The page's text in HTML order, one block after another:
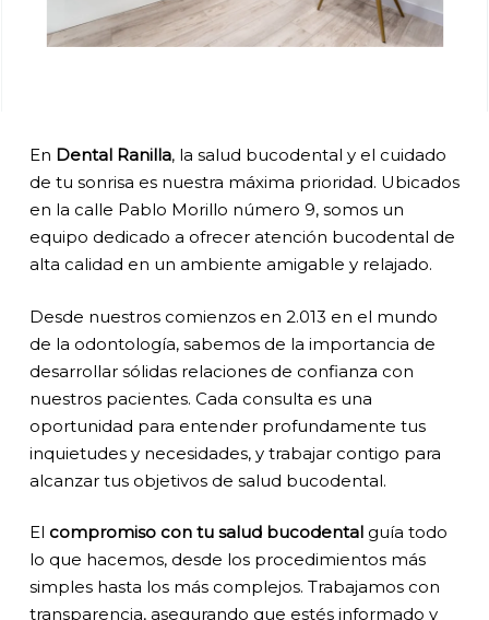
En Dental Ranilla, la salud bucodental y el cuidado
de tu sonrisa es nuestra máxima prioridad. Ubicados
en la calle Pablo Morillo número 9, somos un
equipo dedicado a ofrecer atención bucodental de
alta calidad en un ambiente amigable y relajado.
Desde nuestros comienzos en 2.013 en el mundo
de la odontología, sabemos de la importancia de
desarrollar sólidas relaciones de confianza con
nuestros pacientes. Cada consulta es una
oportunidad para entender profundamente tus
inquietudes y necesidades, y trabajar contigo para
alcanzar tus objetivos de salud bucodental.
El compromiso con tu salud bucodentalguía todo
lo que hacemos, desde los procedimientos más
simples hasta los más complejos. Trabajamos con
transparencia, asegurando que estés informado y